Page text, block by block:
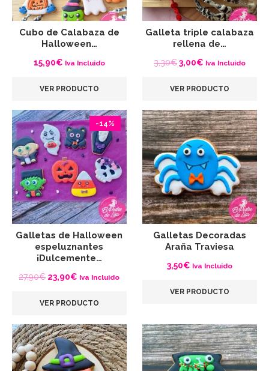
Cubo de Calabaza de
Halloween…
15,90€ Iva Incluido
VER PRODUCTO
Galleta triple calabaza
rellena de…
3,30€El
original
3,30€.
3,00€ El
actual
3,00€.
Iva Incluido
VER PRODUCTO
-14%
Galletas de Halloween
espeluznantes
¡Dulcemente…
27,90€ El
original
27,90€.
23,90€ El
actual
23,90€.
Iva Incluido
VER PRODUCTO
Galletas Decoradas
Araña Traviesa
3,50€ Iva Incluido
VER PRODUCTO